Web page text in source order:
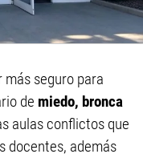
más seguro para
de miedo, bronca
aulas conflictos que
docentes, además